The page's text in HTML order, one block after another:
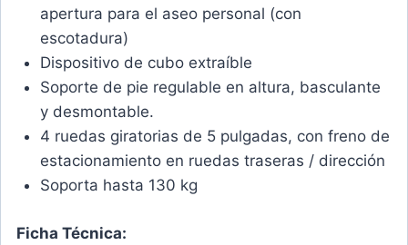
apertura para el aseo personal (con
escotadura)
Dispositivo de cubo extraíble
Soporte de pie regulable en altura, basculante
y desmontable.
4 ruedas giratorias de 5 pulgadas, con freno de
estacionamiento en ruedas traseras / dirección
Soporta hasta 130 kg
Ficha Técnica: